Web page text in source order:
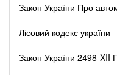
Закон України Про
Лісовий кодекс україни
Закон України 2498-XII